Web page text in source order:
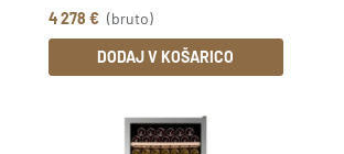
4 278 € (bruto)
DODAJ V KOŠARICO